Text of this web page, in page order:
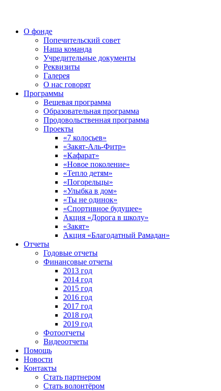
О фонде
Попечительский совет
Наша команда
Учредительные документы
Реквизиты
Галерея
О нас говорят
Программы
Вещевая программа
Образовательная программа
Продовольственная программа
Проекты
«7 колосьев»
«Закят-Аль-Фитр»
«Кафарат»
«Новое поколение»
«Тепло детям»
«Погорельцы»
«Улыбка в дом»
«Ты не одинок»
«Спортивное будущее»
Акция «Дорога в школу»
«Закят»
Акция «Благодатный Рамадан»
Отчеты
Годовые отчеты
Финансовые отчеты
2013 год
2014 год
2015 год
2016 год
2017 год
2018 год
2019 год
Фотоотчеты
Видеоотчеты
Помощь
Новости
Контакты
Стать партнером
Стать волонтёром